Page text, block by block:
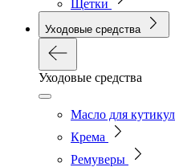
Щетки
Уходовые средства
Уходовые средства
Масло для
Крема
Ремуверы